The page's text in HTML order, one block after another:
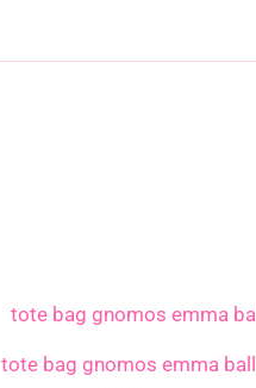
tote bag gnomos emma ball